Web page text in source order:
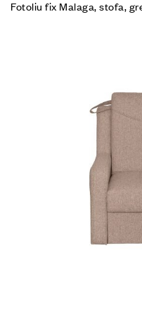
Fotoliu fix Malaga, stofa,